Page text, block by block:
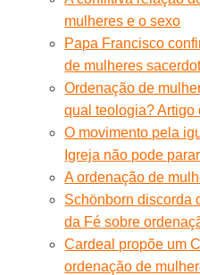
mulheres e o sexo
Papa Francisco
de mulheres
Ordenação de
qual teologia? Artigo
O movimento pela
Igreja não pode parar
A ordenação de
Schönborn discorda
da Fé sobre
Cardeal propõe um
ordenação de